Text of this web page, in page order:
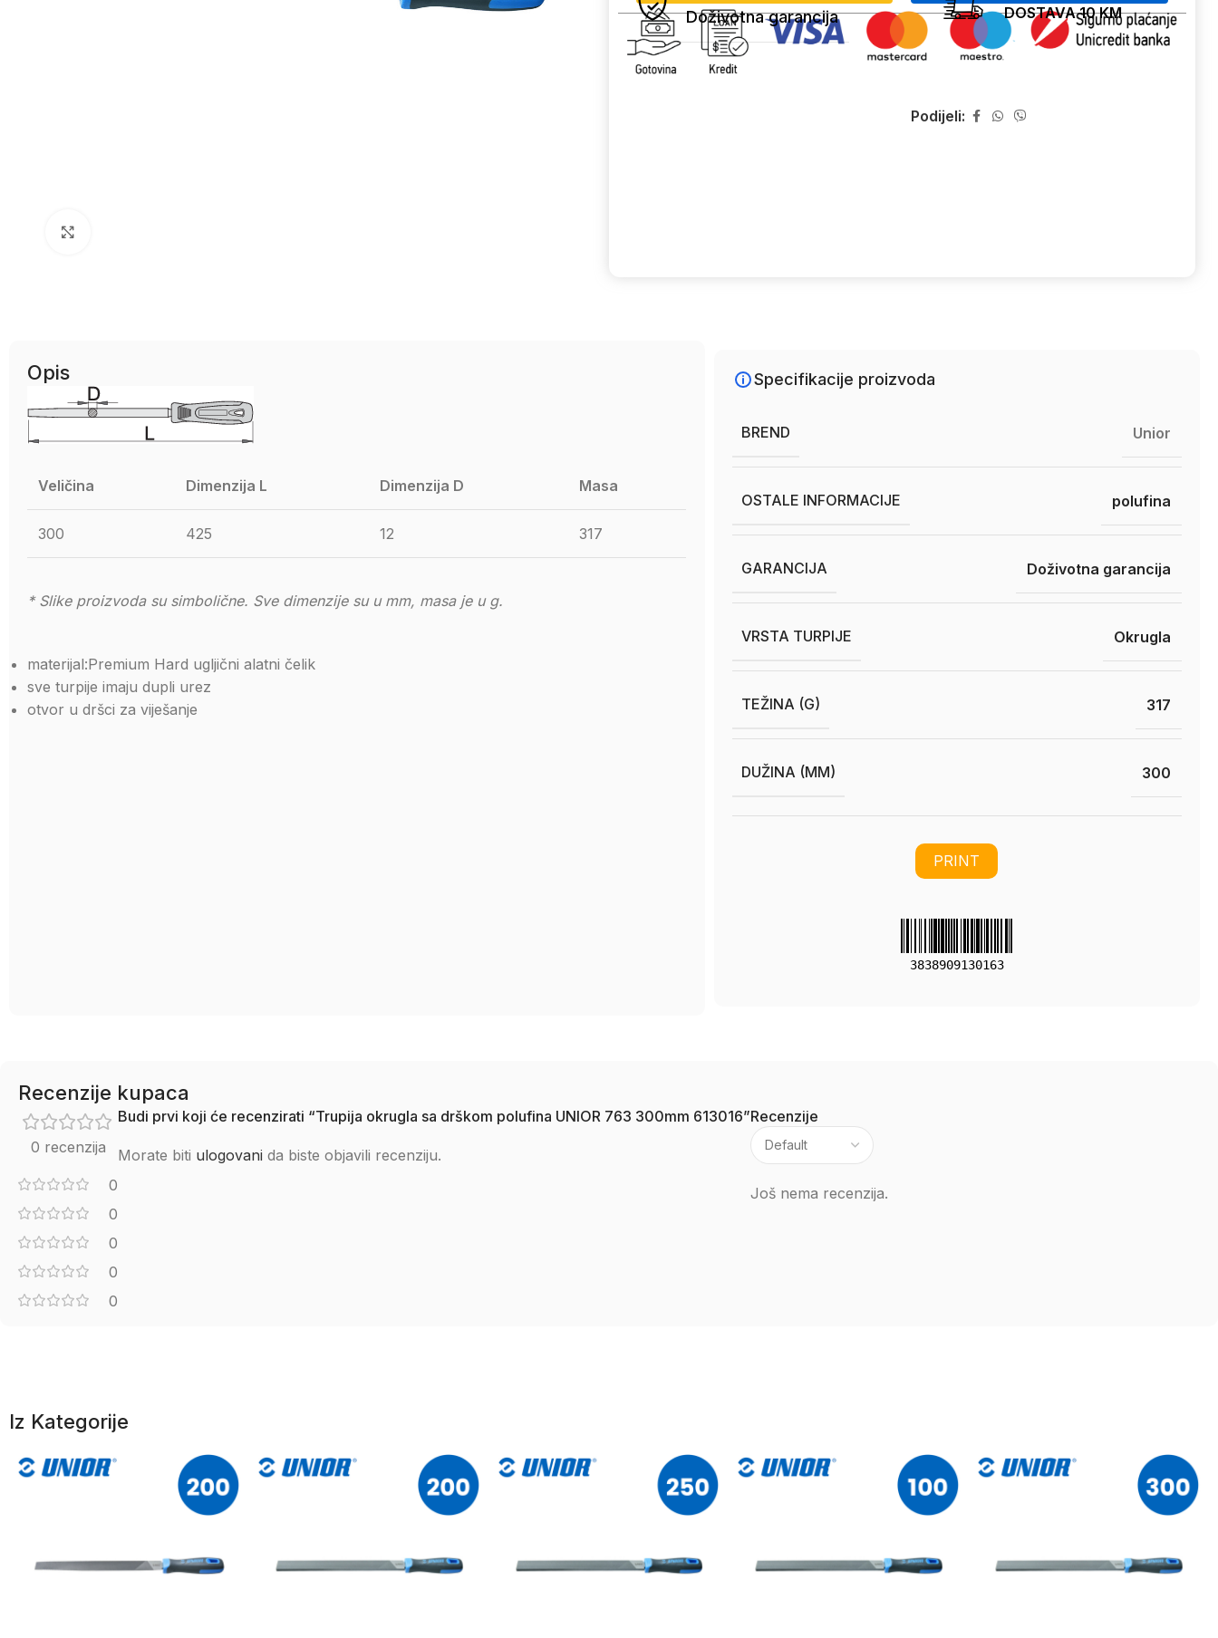
Doživotna garancija DOSTAVA 10 KM
Podijeli:
Opis
Veličina Dimenzija L Dimenzija D Masa
300 425 12 317
* Slike proizvoda su simbolične. Sve dimenzije su u mm, masa je u g.
materijal:Premium Hard ugljični alatni čelik
sve turpije imaju dupli urez
otvor u dršci za viješanje
Specifikacije proizvoda
BREND Unior
OSTALE INFORMACIJE polufina
GARANCIJA Doživotna garancija
VRSTA TURPIJE Okrugla
TEŽINA (G) 317
DUŽINA (MM) 300
PRINT
3838909130163
Recenzije kupaca
0 recenzija
0
0
0
0
0
Recenzije
Još nema recenzija.
Budi prvi koji će recenzirati “Trupija okrugla sa drškom polufina UNIOR 763 300mm 613016”
Morate biti ulogovani da biste objavili recenziju.
Iz Kategorije